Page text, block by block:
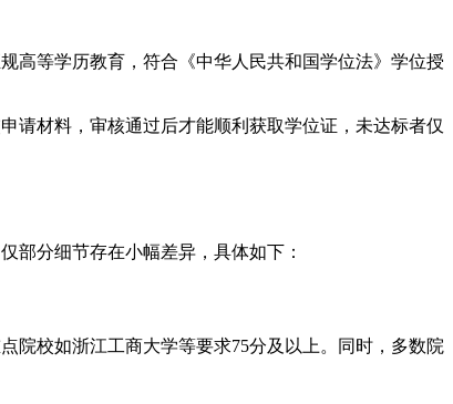
高等学历教育，符合《中华人民共和国学位法》学位授
请材料，审核通过后才能顺利获取学位证，未达标者仅
部分细节存在小幅差异，具体如下：
点院校如浙江工商大学等要求75分及以上。同时，多数院